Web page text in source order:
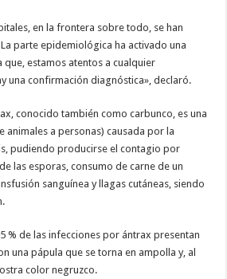
en la frontera sobre todo, se han
parte epidemiológica ha activado una
que, estamos atentos a cualquier
una confirmación diagnóstica», declaró.
conocido también como carbunco, es una
animales a personas) causada por la
pudiendo producirse el contagio por
las esporas, consumo de carne de un
sanguínea y llagas cutáneas, siendo
% de las infecciones por ántrax presentan
una pápula que se torna en ampolla y, al
color negruzco.